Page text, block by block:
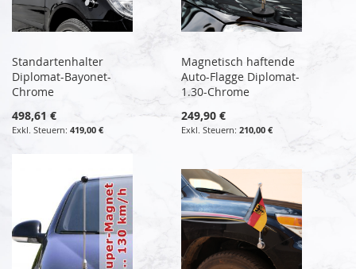
Standartenhalter
Diplomat-Bayonet-
Chrome
498,61 €
419,00 €
Magnetisch haftende
Auto-Flagge Diplomat-
1.30-Chrome
249,90 €
210,00 €